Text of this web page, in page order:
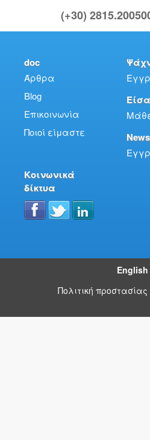
(+30)
doc
Άρθρα
Blog
Επικοινωνία
Ποιοί είμαστε
Κοινωνικά
δίκτυα
English
Πολιτική προστασίας